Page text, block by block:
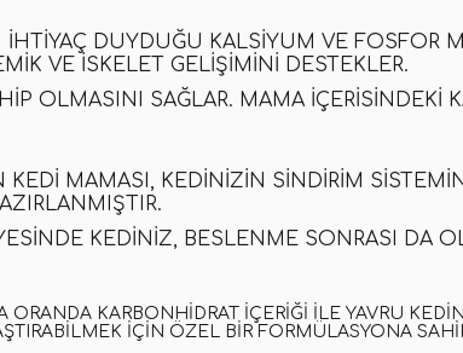
DUYDUĞU KALSIYUM VE FOSFOR
VE ISKELET GELIŞIMINI DESTEKLER.
OLMASINI SAĞLAR. MAMA IÇERISINDEKI
KEDI MAMASI, KEDINIZIN SINDIRIM
KEDINIZ, BESLENME SONRASI DA
ORANDA KARBONHIDRAT IÇERIĞI ILE YAVRU
IÇIN ÖZEL BIR FORMÜLASYONA